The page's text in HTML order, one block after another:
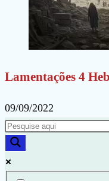
Lamentações 4
09/09/2022